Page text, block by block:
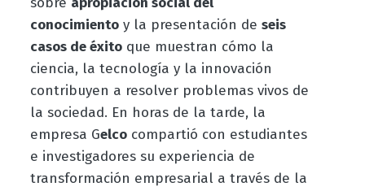
conocimientoy la presentación de seis
casos de éxitoque muestran cómo la
ciencia, la tecnología y la innovación
contribuyen a resolver problemas vivos de
la sociedad. En horas de la tarde, la
empresa Gelcocompartió con estudiantes
e investigadores su experiencia de
transformación empresarial a través de la